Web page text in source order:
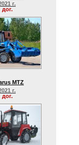
г.
дог.
MTZ
г.
дог.